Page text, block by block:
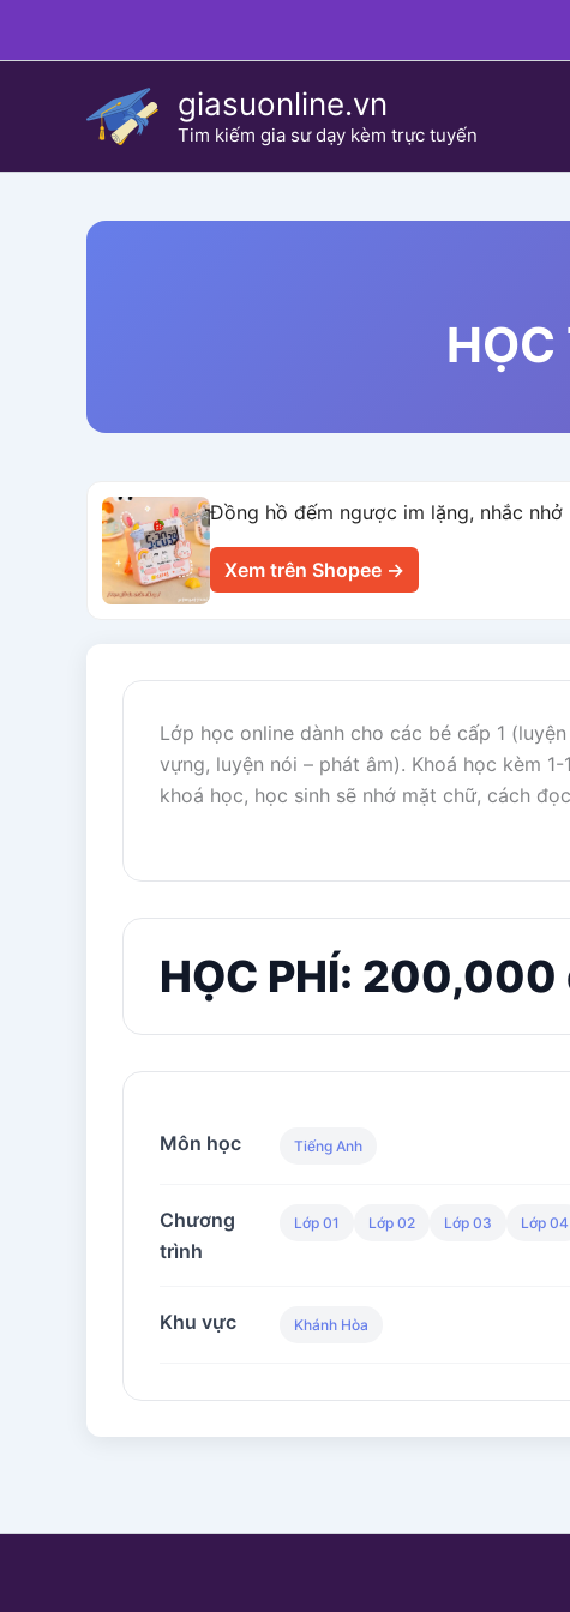
giasuonline.vn
Tim kiếm gia sư dạy kèm trực tuyến
HỌC
Đồng hồ đếm ngược im lặng, nhắc
Xem trên Shopee →
Lớp học online dành cho các bé cấp 1
vựng, luyện nói – phát âm). Khoá học kèm
khoá học, học sinh sẽ nhớ mặt chữ, cách
HỌC PHÍ: 200,000
Môn học Tiếng Anh
Chương
trình
Lớp 01 Lớp 02 Lớp 03 Lớp 04
Khu vực Khánh Hòa